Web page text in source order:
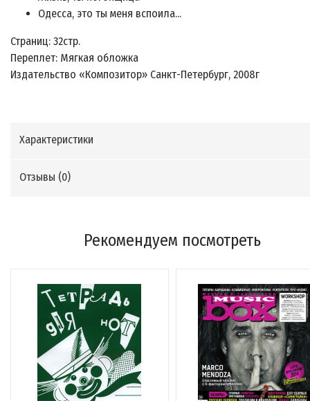
Одесса, это ты меня вспоила...
Страниц: 32стр.
Переплет: Мягкая обложка
Издательство «Композитор» Санкт-Петербург, 2008г
Характеристики
Отзывы (0)
Рекомендуем посмотреть